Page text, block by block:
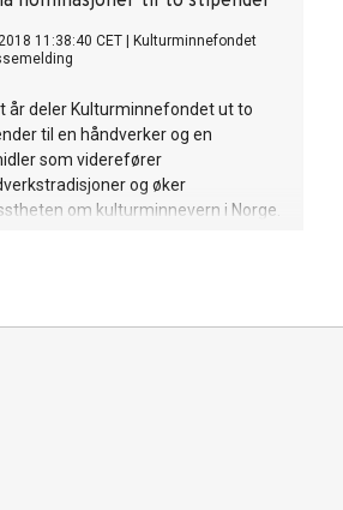
11:38:40 CET
Kulturminnefondet
år deler Kulturminnefondet ut to
til en håndverker og en
som viderefører
og øker
om kulturminnevern i Norge.